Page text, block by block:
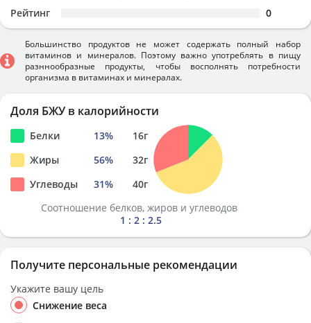
Рейтинг 0
Большинство продуктов не может содержать полный набор
витаминов и минералов. Поэтому важно употреблять в пищу
разннообразные продукты, чтобы восполнять потребности
организма в витаминах и минералах.
Доля БЖУ в калорийности
Белки 13% 16г
Жиры
56% 32г
Углеводы
31% 40г
Соотношение белков, жиров и углеводов
1 : 2 : 2.5
Получите персональные рекомендации
Укажите вашу цель
Снижение веса